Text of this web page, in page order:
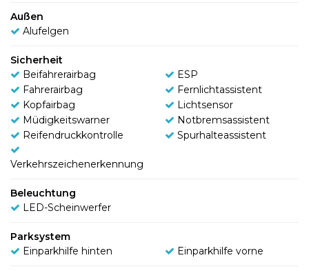
Außen
Alufelgen
Sicherheit
Beifahrerairbag
ESP
Fahrerairbag
Fernlichtassistent
Kopfairbag
Lichtsensor
Müdigkeitswarner
Notbremsassistent
Reifendruckkontrolle
Spurhalteassistent
Verkehrszeichenerkennung
Beleuchtung
LED-Scheinwerfer
Parksystem
Einparkhilfe hinten
Einparkhilfe vorne